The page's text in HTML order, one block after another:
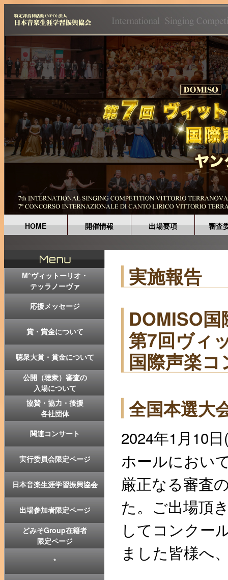
HOME 開催情報 出場要項 審査
M°ヴィットーリオ・
テッラノーヴァ
応援メッセージ
賞・賞金について
聴衆大賞・賞金について
公開（聴衆）審査の
入場について
協賛・協力・後援
各社団体
関連コンサート
実行委員会限定ページ
日本音楽生涯学習振興協会
出場参加者限定ページ
どみそGroup在籍者
限定ページ
*
実施報告
DOMISO
第7回ヴィ
国際声楽
全国本選大
2024年1月10
ホールにおい
厳正なる審査
た。ご出場頂
してコンクー
ました皆様へ